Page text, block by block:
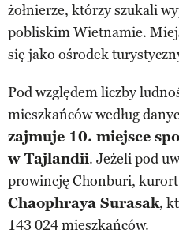
żołnierze, którzy szukali
pobliskim Wietnamie.
się jako ośrodek
Pod względem liczby
mieszkańców według
zajmuje 10. miejsce
w Tajlandii. Jeżeli pod
prowincję Chonburi,
Chaophraya Surasak,
143 024 mieszkańców.